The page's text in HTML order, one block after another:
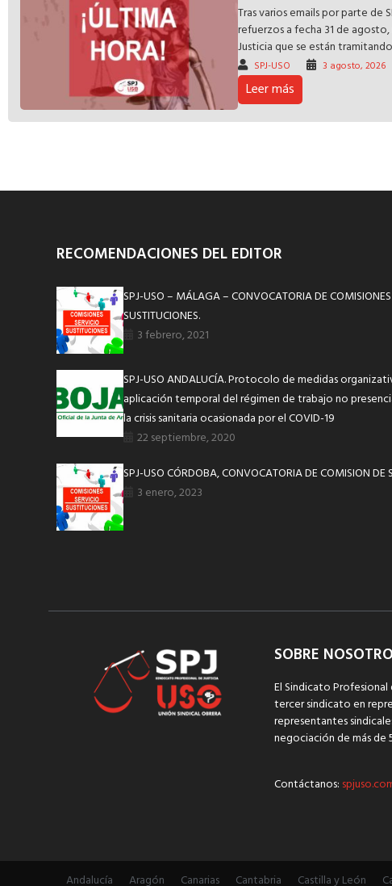
Tras varios emails por parte de
refuerzos a fecha 31 de
Justicia que se están tramitando
SPJ-USO 3 agosto, 2026
Leer más
RECOMENDACIONES DEL EDITOR
SPJ-USO – MÁLAGA – CONVOCATORIA DE
SUSTITUCIONES.
3 febrero, 2021
SPJ-USO ANDALUCÍA. Protocolo de medidas
aplicación temporal del régimen de trabajo no
la crisis sanitaria ocasionada por el COVID-19
22 septiembre, 2020
SPJ-USO CÓRDOBA, CONVOCATORIA DE COMISION DE
3 enero, 2023
SOBRE
El Sindicato Profesional
tercer sindicato en
representantes
negociación de más
Contáctanos:
Andalucía Aragón Canarias Cantabria Castilla y León